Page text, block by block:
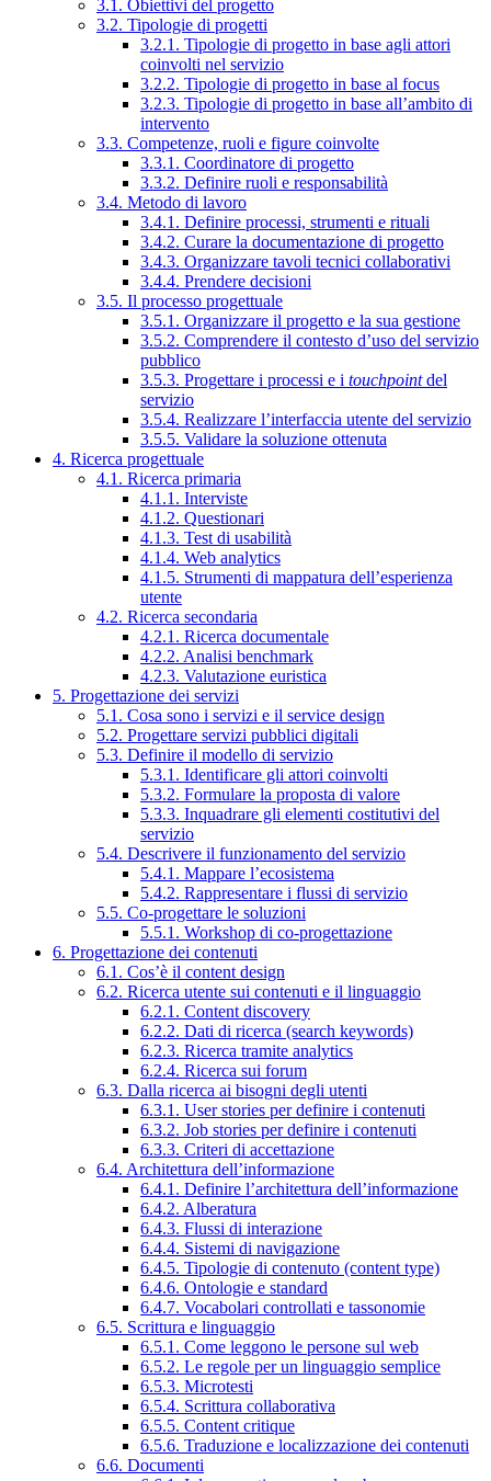
3.1. Obiettivi del progetto
3.2. Tipologie di progetti
3.2.1. Tipologie di progetto in base agli attori
coinvolti nel servizio
3.2.2. Tipologie di progetto in base al focus
3.2.3. Tipologie di progetto in base all’ambito di
intervento
3.3. Competenze, ruoli e figure coinvolte
3.3.1. Coordinatore di progetto
3.3.2. Definire ruoli e responsabilità
3.4. Metodo di lavoro
3.4.1. Definire processi, strumenti e rituali
3.4.2. Curare la documentazione di progetto
3.4.3. Organizzare tavoli tecnici collaborativi
3.4.4. Prendere decisioni
3.5. Il processo progettuale
3.5.1. Organizzare il progetto e la sua gestione
3.5.2. Comprendere il contesto d’uso del servizio
pubblico
3.5.3. Progettare i processi e i touchpointdel
servizio
3.5.4. Realizzare l’interfaccia utente del servizio
3.5.5. Validare la soluzione ottenuta
4. Ricerca progettuale
4.1. Ricerca primaria
4.1.1. Interviste
4.1.2. Questionari
4.1.3. Test di usabilità
4.1.4. Web analytics
4.1.5. Strumenti di mappatura dell’esperienza
utente
4.2. Ricerca secondaria
4.2.1. Ricerca documentale
4.2.2. Analisi benchmark
4.2.3. Valutazione euristica
5. Progettazione dei servizi
5.1. Cosa sono i servizi e il service design
5.2. Progettare servizi pubblici digitali
5.3. Definire il modello di servizio
5.3.1. Identificare gli attori coinvolti
5.3.2. Formulare la proposta di valore
5.3.3. Inquadrare gli elementi costitutivi del
servizio
5.4. Descrivere il funzionamento del servizio
5.4.1. Mappare l’ecosistema
5.4.2. Rappresentare i flussi di servizio
5.5. Co-progettare le soluzioni
5.5.1. Workshop di co-progettazione
6. Progettazione dei contenuti
6.1. Cos’è il content design
6.2. Ricerca utente sui contenuti e il linguaggio
6.2.1. Content discovery
6.2.2. Dati di ricerca (search keywords)
6.2.3. Ricerca tramite analytics
6.2.4. Ricerca sui forum
6.3. Dalla ricerca ai bisogni degli utenti
6.3.1. User stories per definire i contenuti
6.3.2. Job stories per definire i contenuti
6.3.3. Criteri di accettazione
6.4. Architettura dell’informazione
6.4.1. Definire l’architettura dell’informazione
6.4.2. Alberatura
6.4.3. Flussi di interazione
6.4.4. Sistemi di navigazione
6.4.5. Tipologie di contenuto (content type)
6.4.6. Ontologie e standard
6.4.7. Vocabolari controllati e tassonomie
6.5. Scrittura e linguaggio
6.5.1. Come leggono le persone sul web
6.5.2. Le regole per un linguaggio semplice
6.5.3. Microtesti
6.5.4. Scrittura collaborativa
6.5.5. Content critique
6.5.6. Traduzione e localizzazione dei contenuti
6.6. Documenti